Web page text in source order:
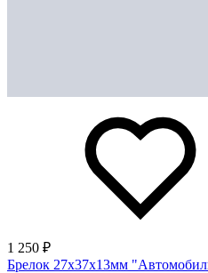
1 250 ₽
Брелок 27х37х13мм